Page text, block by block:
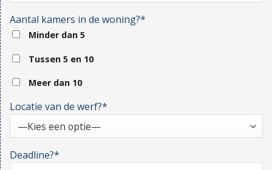
Aantal kamers in de woning?*
Minder dan 5
Tussen 5 en 10
Meer dan 10
Locatie van de werf?*
Deadline?*